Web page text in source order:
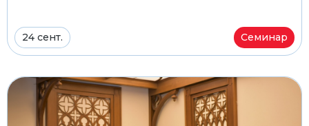
24 сент. Семинар